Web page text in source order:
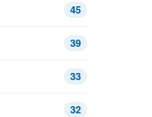
45
39
33
32